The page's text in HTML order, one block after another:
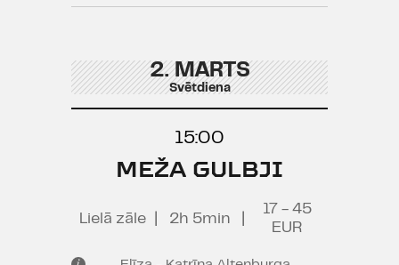
2. MARTS
Svētdiena
15:00
MEŽA GULBJI
Lielā zāle 2h 5min
17 - 45
EUR